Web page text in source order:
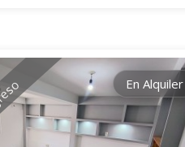
En Alquiler